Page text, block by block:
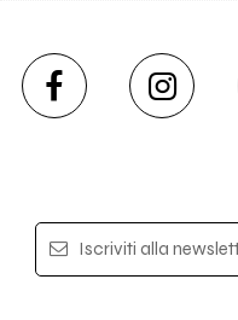
Iscriviti alla